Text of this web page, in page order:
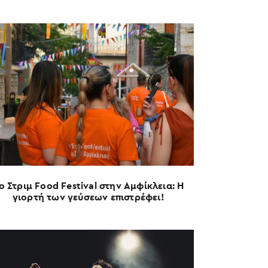
Στριμ Food Festival στην Αμφίκλεια: Η
γιορτή των γεύσεων επιστρέφει!